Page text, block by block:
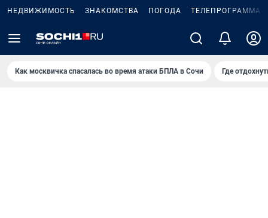
НЕДВИЖИМОСТЬ ЗНАКОМСТВА ПОГОДА ТЕЛЕПРОГРАММА
Как москвичка спасалась во время атаки БПЛА в Сочи Где